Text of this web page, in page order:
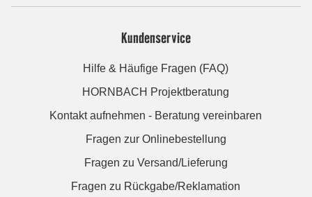
Kundenservice
Hilfe & Häufige Fragen (FAQ)
HORNBACH Projektberatung
Kontakt aufnehmen - Beratung vereinbaren
Fragen zur Onlinebestellung
Fragen zu Versand/Lieferung
Fragen zu Rückgabe/Reklamation